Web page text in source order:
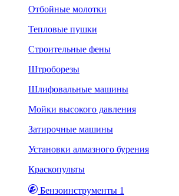
Отбойные молотки
Тепловые пушки
Строительные фены
Штроборезы
Шлифовальные машины
Мойки высокого давления
Затирочные машины
Установки алмазного бурения
Краскопульты
Бензоинструменты 1